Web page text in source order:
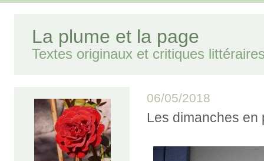
La plume et la page
Textes originaux et critiques
06/05/2018
Les dimanches en